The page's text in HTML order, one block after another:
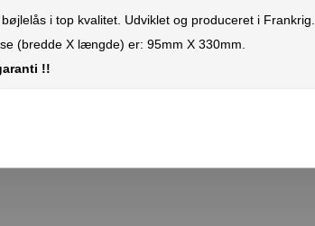
i top kvalitet. Udviklet og produceret i Frankrig.
(bredde X længde) er: 95mm X 330mm.
!!